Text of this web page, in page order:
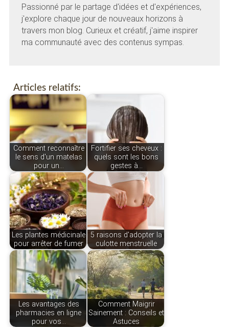
Passionné par le partage d'idées et d'expériences,
j'explore chaque jour de nouveaux horizons à
travers mon blog. Curieux et créatif, j'aime inspirer
ma communauté avec des contenus sympas.
Articles relatifs:
Comment reconnaître
le sens d'un matelas
pour un…
Fortifier ses cheveux :
quels sont les bons
gestes à…
Les plantes médicinale
pour arrêter de fumer
5 raisons d'adopter la
culotte menstruelle
Les avantages des
pharmacies en ligne
pour vos…
Comment Maigrir
Sainement : Conseils et
Astuces